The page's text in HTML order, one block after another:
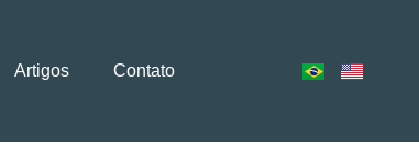
Artigos Contato